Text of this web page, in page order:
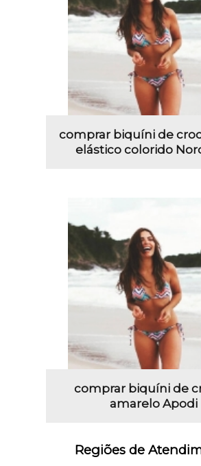
comprar biquíni de
elástico colorido
comprar biquíni de
amarelo Apodi
Regiões de